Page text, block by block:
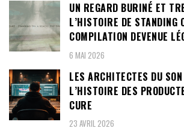
UN REGARD BURINÉ ET
L’HISTOIRE DE STANDING
COMPILATION DEVENUE
6 MAI 2026
LES ARCHITECTES DU
L’HISTOIRE DES
CURE
23 AVRIL 2026